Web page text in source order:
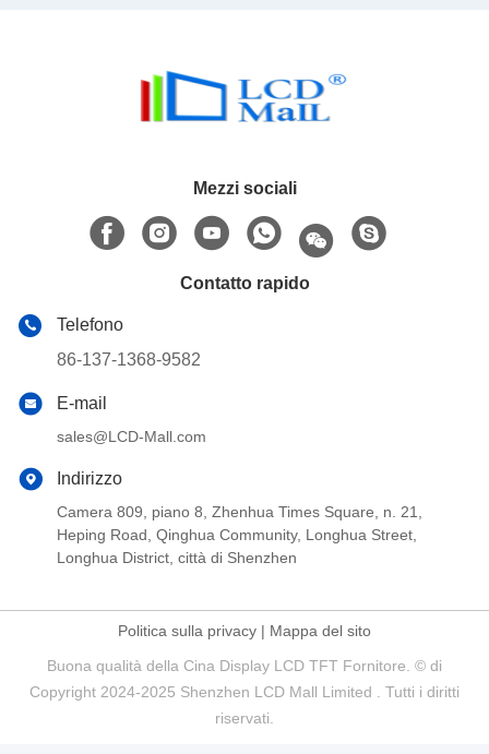
Mezzi sociali
Contatto rapido
Telefono
86-137-1368-9582
E-mail
sales@LCD-Mall.com
Indirizzo
Camera 809, piano 8, Zhenhua Times Square, n. 21,
Heping Road, Qinghua Community, Longhua Street,
Longhua District, città di Shenzhen
Politica sulla privacy | Mappa del sito
Buona qualità della Cina Display LCD TFT Fornitore. © di
Copyright 2024-2025 Shenzhen LCD Mall Limited . Tutti i diritti
riservati.